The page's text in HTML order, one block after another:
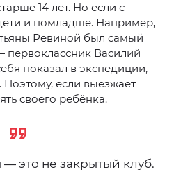
14 лет. Но если с
и помладше. Например,
Ревиной был самый
Василий
показал в экспедиции,
Поэтому, если выезжает
своего ребёнка.
это не закрытый клуб.